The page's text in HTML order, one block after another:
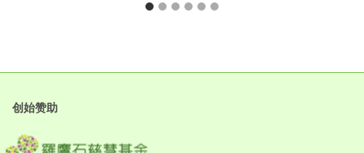
创始赞助